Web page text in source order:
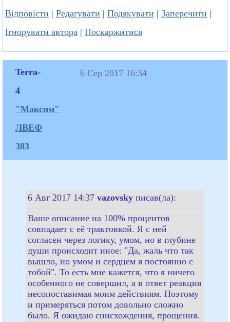
Відповісти | Редагувати | Подякувати | Заперечити |
Ігнорувати автора | Поскаржитися
Terra-
4
"Максим"
ЛВЕФ
383
6 Сер 2017 16:34
6 Авг 2017 14:37 vazovsky писав(ла):
Ваше описание на 100% процентов
совпадает с её трактовкой. Я с ней
согласен через логику, умом, но в глубине
души происходит иное: "Да, жаль что так
вышло, но умом и сердцем я постоянно с
тобой". То есть мне кажется, что я ничего
особенного не совершил, а в ответ реакция
несопоставимая моим действиям. Поэтому
и примеряться потом довольно сложно
было. Я ожидаю снисхождения, прощения.